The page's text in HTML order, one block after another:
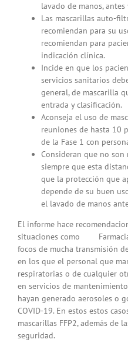
lavado de manos,
Las mascarillas auto-
recomiendan para su
recomiendan para
indicación clínica.
Incide en que los
servicios sanitarios
general, de mascarilla
entrada y clasificación.
Aconseja el uso de
reuniones de hasta 10
de la Fase 1 con
Consideran que no son
siempre que esta
que la protección que
depende de su buen
el lavado de manos
El informe hace
situaciones como Farmacia
focos de mucha transmisión
en los que el personal que
respiratorias o de cualquier
en servicios de
hayan generado aerosoles o
COVID-19. En estos estos
mascarillas FFP2, además de
seguridad.